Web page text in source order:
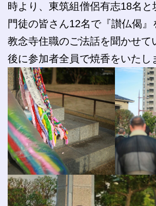
時より、東筑組僧侶有志18名と
門徒の皆さん12名で『讃仏偈』
教念寺住職のご法話を聞かせて
後に参加者全員で焼香をいたし